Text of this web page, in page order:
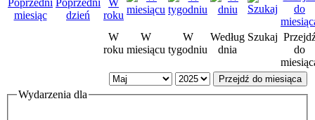
W
roku
W
miesiącu
W
tygodniu
Według
dnia
Szukaj
do
Przejdź do miesiąca
Wydarzenia dla